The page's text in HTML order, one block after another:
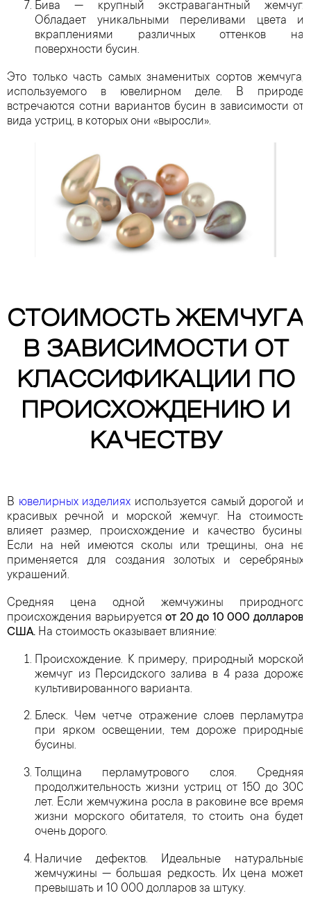
Бива — крупный экстравагантный жемчуг.
Обладает уникальными переливами цвета и
вкраплениями различных оттенков на
поверхности бусин.
Это только часть самых знаменитых сортов жемчуга,
используемого в ювелирном деле. В природе
встречаются сотни вариантов бусин в зависимости от
вида устриц, в которых они «выросли».
СТОИМОСТЬ ЖЕМЧУГА
В ЗАВИСИМОСТИ ОТ
КЛАССИФИКАЦИИ ПО
ПРОИСХОЖДЕНИЮ И
КАЧЕСТВУ
В ювелирных изделиях используется самый дорогой и
красивых речной и морской жемчуг. На стоимость
влияет размер, происхождение и качество бусины.
Если на ней имеются сколы или трещины, она не
применяется для создания золотых и серебряных
украшений.
Средняя цена одной жемчужины природного
происхождения варьируетсяот 20 до 10 000 долларов
США. На стоимость оказывает влияние:
Происхождение. К примеру, природный морской
жемчуг из Персидского залива в 4 раза дороже
культивированного варианта.
Блеск. Чем четче отражение слоев перламутра
при ярком освещении, тем дороже природные
бусины.
Толщина перламутрового слоя. Средняя
продолжительность жизни устриц от 150 до 300
лет. Если жемчужина росла в раковине все время
жизни морского обитателя, то стоить она будет
очень дорого.
Наличие дефектов. Идеальные натуральные
жемчужины — большая редкость. Их цена может
превышать и 10 000 долларов за штуку.